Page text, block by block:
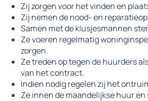
Zij zorgen voor het vinden en
Zij nemen de nood- en
Samen met de klusjesmannen
Ze voeren regelmatig
zorgen.
Ze treden op tegen de huurders
van het contract.
Indien nodig regelen zij het
Ze innen de maandelijkse huur